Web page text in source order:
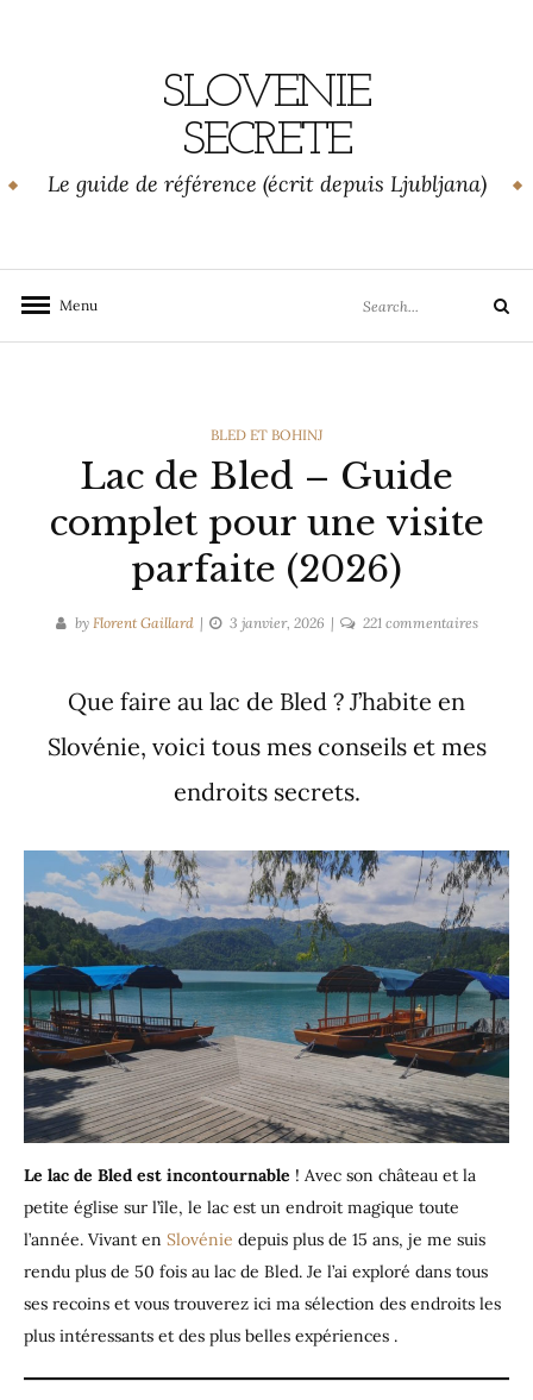
SLOVENIE
SECRETE
Le guide de référence (écrit depuis Ljubljana)
Menu
for:
Search
CATEGORIES
BLED ET BOHINJ
Lac de Bled – Guide
complet pour une visite
parfaite (2026)
by Florent Gaillard 3 janvier, 2026 221 commentairessur
Guide
visite
parfaite
(2026)
Que faire au lac de Bled ? J’habite en
Slovénie, voici tous mes conseils et mes
endroits secrets.
Le lac de Bled est incontournable ! Avec son château et la
petite église sur l’île, le lac est un endroit magique toute
l’année. Vivant en Slovénie depuis plus de 15 ans, je me suis
rendu plus de 50 fois au lac de Bled. Je l’ai exploré dans tous
ses recoins et vous trouverez ici ma sélection des endroits les
plus intéressants et des plus belles expériences .